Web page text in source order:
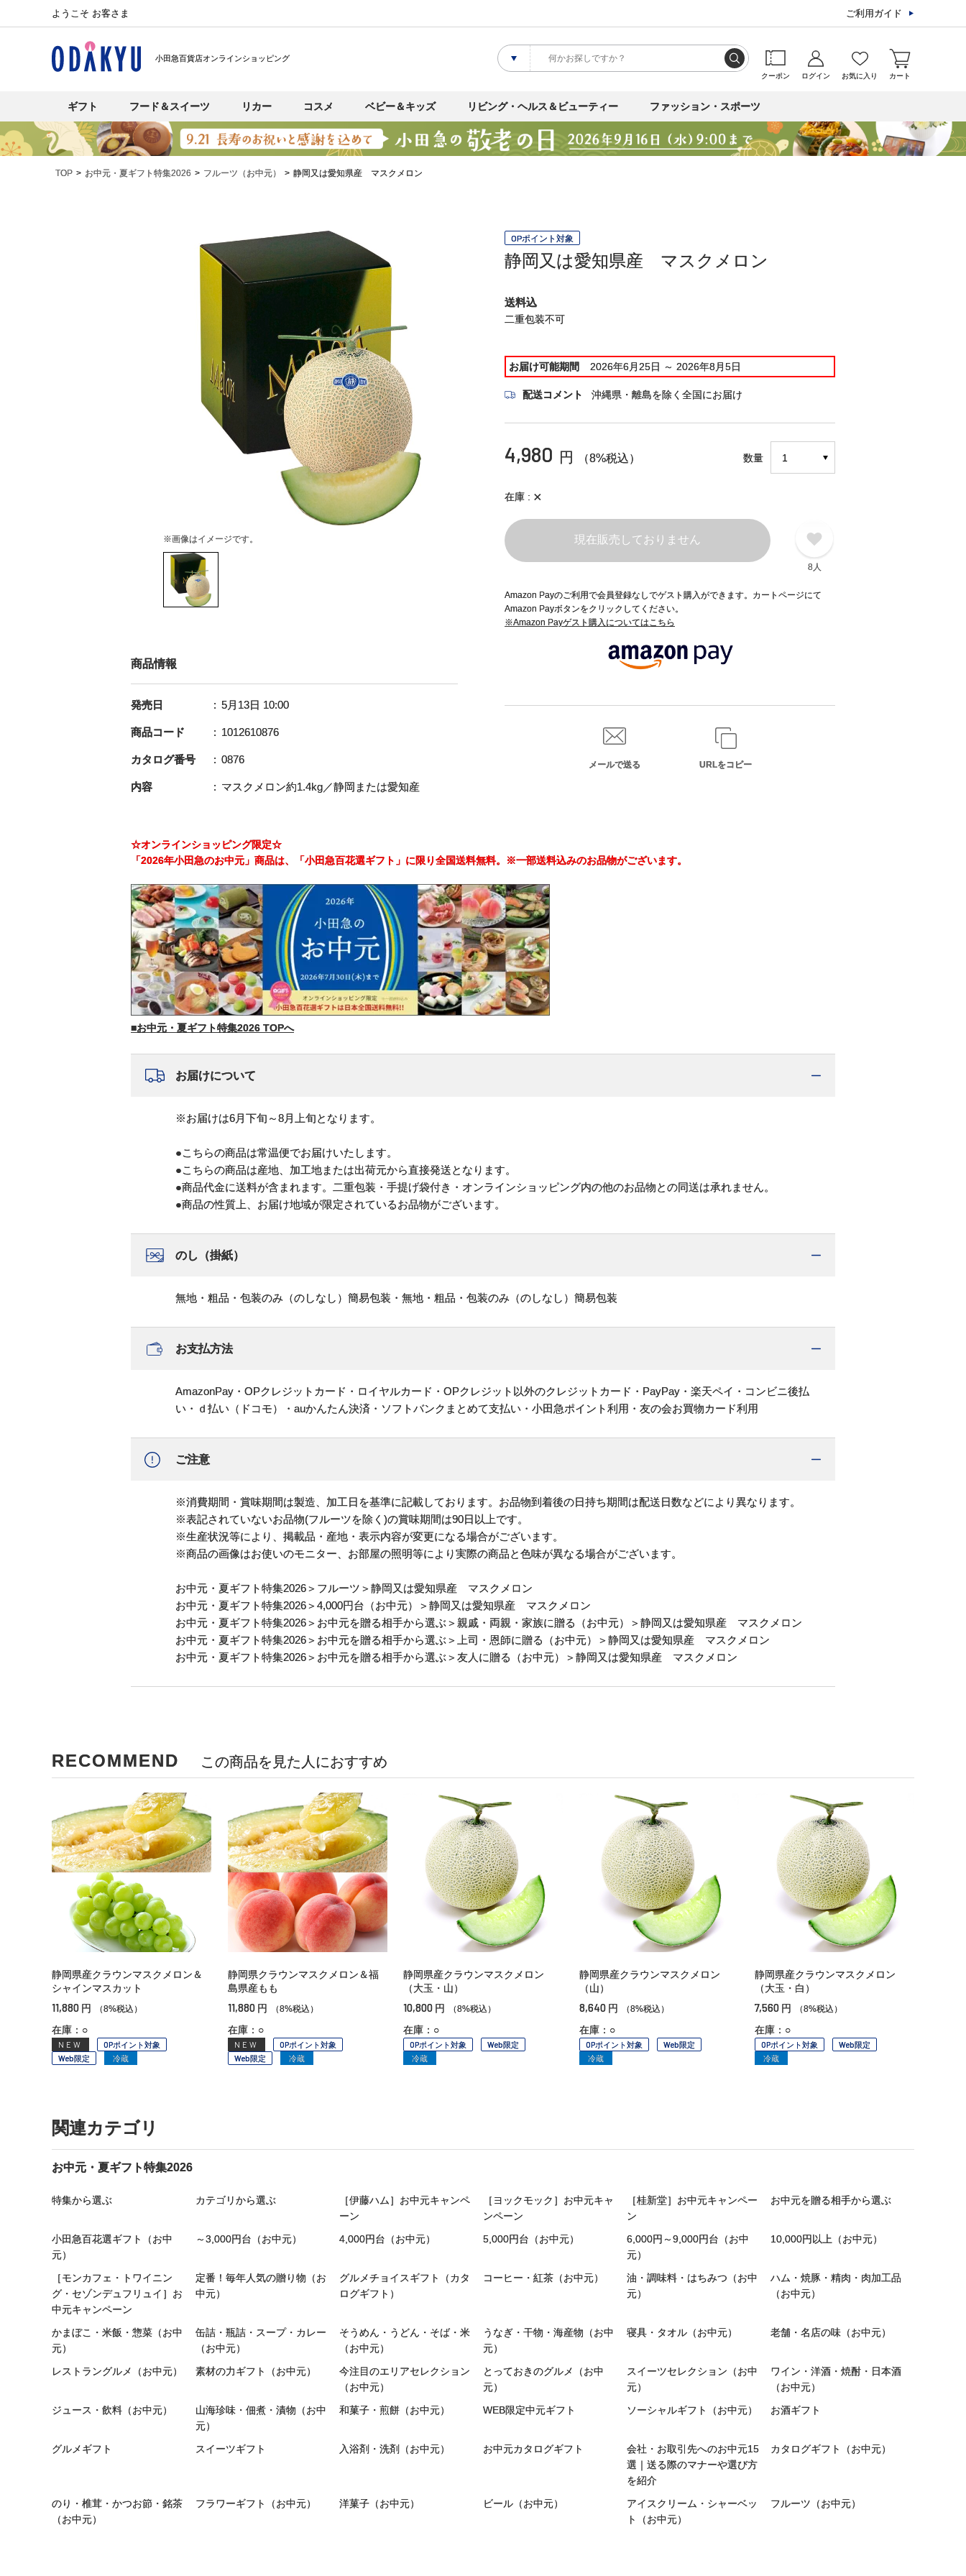
ようこそ お客さま ご利用ガイド
小田急百貨店オンラインショッピング
クーポン ログイン お気に入り カート
ギフト フード＆スイーツ リカー コスメ ベビー＆キッズ リビング・ヘルス＆ビューティー ファッション・スポーツ
TOP お中元・夏ギフト特集2026 フルーツ（お中元） 静岡又は愛知県産 マスクメロン
※画像はイメージです。
OPポイント対象
静岡又は愛知県産 マスクメロン
送料込
二重包装不可
お届け可能期間 2026年6月25日 ～ 2026年8月5日
配送コメント 沖縄県・離島を除く全国にお届け
4,980 円 （8%税込） 数量
在庫 ×
現在販売しておりません
8人
Amazon Payのご利用で会員登録なしでゲスト購入ができます。カートページにて
Amazon Payボタンをクリックしてください。
※Amazon Payゲスト購入についてはこちら
メールで送る URLをコピー
商品情報
発売日 5月13日 10:00
商品コード 1012610876
カタログ番号 0876
内容 マスクメロン約1.4kg／静岡または愛知産
☆オンラインショッピング限定☆
「2026年小田急のお中元」商品は、「小田急百花選ギフト」に限り全国送料無料。※一部送料込みのお品物がございます。
■お中元・夏ギフト特集2026 TOPへ
お届けについて
※お届けは6月下旬～8月上旬となります。
●こちらの商品は常温便でお届けいたします。
●こちらの商品は産地、加工地または出荷元から直接発送となります。
●商品代金に送料が含まれます。二重包装・手提げ袋付き・オンラインショッピング内の他のお品物との同送は承れません。
●商品の性質上、お届け地域が限定されているお品物がございます。
のし（掛紙）
無地・粗品・包装のみ（のしなし）簡易包装・無地・粗品・包装のみ（のしなし）簡易包装
お支払方法
AmazonPay・OPクレジットカード・ロイヤルカード・OPクレジット以外のクレジットカード・PayPay・楽天ペイ・コンビニ後払
い・ｄ払い（ドコモ）・auかんたん決済・ソフトバンクまとめて支払い・小田急ポイント利用・友の会お買物カード利用
ご注意
※消費期間・賞味期間は製造、加工日を基準に記載しております。お品物到着後の日持ち期間は配送日数などにより異なります。
※表記されていないお品物(フルーツを除く)の賞味期間は90日以上です。
※生産状況等により、掲載品・産地・表示内容が変更になる場合がございます。
※商品の画像はお使いのモニター、お部屋の照明等により実際の商品と色味が異なる場合がございます。
お中元・夏ギフト特集2026＞ フルーツ ＞静岡又は愛知県産 マスクメロン
お中元・夏ギフト特集2026＞4,000円台（お中元）
＞静岡又は愛知県産 マスクメロン
お中元・夏ギフト特集2026＞ お中元を贈る相手から選ぶ＞親戚・両親・家族に贈る（お中元）
＞静岡又は愛知県産 マスクメロン
お中元・夏ギフト特集2026＞ お中元を贈る相手から選ぶ＞ 上司・恩師に贈る（お中元）
＞静岡又は愛知県産 マスクメロン
お中元・夏ギフト特集2026＞ お中元を贈る相手から選ぶ＞友人に贈る（お中元） ＞静岡又は愛知県産 マスクメロン
RECOMMEND この商品を見た人におすすめ
静岡県産クラウンマスクメロン＆
シャインマスカット
11,880 円 （8%税込）
在庫：○
NEW
OPポイント対象
Web限定
冷蔵
静岡県クラウンマスクメロン＆福
島県産もも
11,880 円 （8%税込）
在庫：○
NEW
OPポイント対象
Web限定
冷蔵
静岡県産クラウンマスクメロン
（大玉・山）
10,800 円 （8%税込）
在庫：○
OPポイント対象
Web限定
冷蔵
静岡県産クラウンマスクメロン
（山）
8,640 円 （8%税込）
在庫：○
OPポイント対象
Web限定
冷蔵
静岡県産クラウンマスクメロン
（大玉・白）
7,560 円 （8%税込）
在庫：○
OPポイント対象
Web限定
冷蔵
関連カテゴリ
お中元・夏ギフト特集2026
特集から選ぶ カテゴリから選ぶ
［伊藤ハム］お中元キャンペ
ーン
［ヨックモック］お中元キャ
ンペーン
［桂新堂］お中元キャンペー
ン
お中元を贈る相手から選ぶ
小田急百花選ギフト（お中
元）
～3,000円台（お中元） 4,000円台（お中元） 5,000円台（お中元）
6,000円～9,000円台（お中
元）
10,000円以上（お中元）
［モンカフェ・トワイニン
グ・セゾンデュフリュイ］お
中元キャンペーン
定番！毎年人気の贈り物（お
中元）
グルメチョイスギフト（カタ
ログギフト）
コーヒー・紅茶（お中元）
油・調味料・はちみつ（お中
元）
ハム・焼豚・精肉・肉加工品
（お中元）
かまぼこ・米飯・惣菜（お中
元）
缶詰・瓶詰・スープ・カレー
（お中元）
そうめん・うどん・そば・米
（お中元）
うなぎ・干物・海産物（お中
元）
寝具・タオル（お中元） 老舗・名店の味（お中元）
レストラングルメ（お中元） 素材の力ギフト（お中元）
今注目のエリアセレクション
（お中元）
とっておきのグルメ（お中
元）
スイーツセレクション（お中
元）
ワイン・洋酒・焼酎・日本酒
（お中元）
ジュース・飲料（お中元）
山海珍味・佃煮・漬物（お中
元）
和菓子・煎餅（お中元） WEB限定中元ギフト ソーシャルギフト（お中元） お酒ギフト
グルメギフト スイーツギフト 入浴剤・洗剤（お中元） お中元カタログギフト
会社・お取引先へのお中元15
選｜送る際のマナーや選び方
を紹介
カタログギフト（お中元）
のり・椎茸・かつお節・銘茶
（お中元）
フラワーギフト（お中元） 洋菓子（お中元） ビール（お中元）
アイスクリーム・シャーベッ
ト（お中元）
フルーツ（お中元）